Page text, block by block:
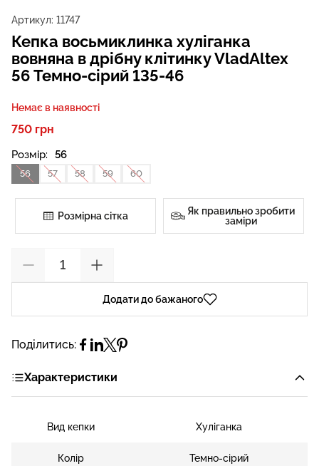
Артикул: 11747
Кепка восьмиклинка хуліганка
вовняна в дрібну клітинку VladAltex
56 Темно-сірий 135-46
Немає в наявності
750 грн
Розмір: 56
56 57 58 59 60
Розмірна сітка
Як правильно зробити
заміри
Додати до бажаного
Поділитись:
Характеристики
Вид кепки Хуліганка
Колір Темно-сірий